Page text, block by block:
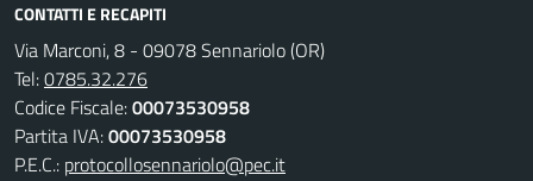
CONTATTI E RECAPITI
Via Marconi, 8 - 09078 Sennariolo (OR)
Tel:0785.32.276
Codice Fiscale:00073530958
Partita IVA:00073530958
P.E.C.: protocollosennariolo@pec.it